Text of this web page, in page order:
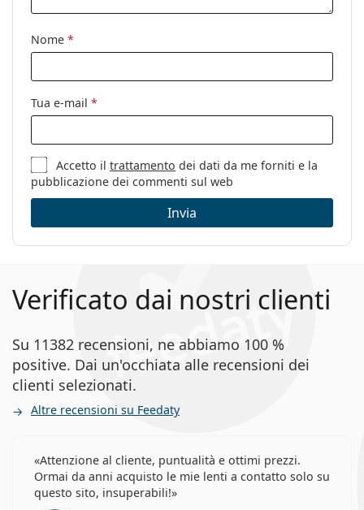
Nome *
Tua e-mail *
Accetto iltrattamento dei dati da me forniti e la
pubblicazione dei commenti sul web
Invia
Verificato dai nostri clienti
Su 11382 recensioni, ne abbiamo 100 %
positive. Dai un'occhiata alle recensioni dei
clienti selezionati.
Altre recensioni su Feedaty
Attenzione al cliente, puntualità e ottimi prezzi.
Ormai da anni acquisto le mie lenti a contatto solo su
questo sito, insuperabili!